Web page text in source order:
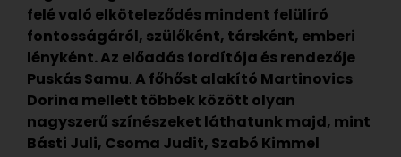
felévaló elköteleződés mindent felülíró
fontosságáról, szülőként, társként, emberi
lényként. Az előadás fordítója és rendezője
Puskás Samu. A főhőst alakító Martinovics
Dorina mellett többek között olyan
nagyszerű színészeket láthatunk majd, mint
Básti Juli, Csoma Judit, Szabó Kimmel